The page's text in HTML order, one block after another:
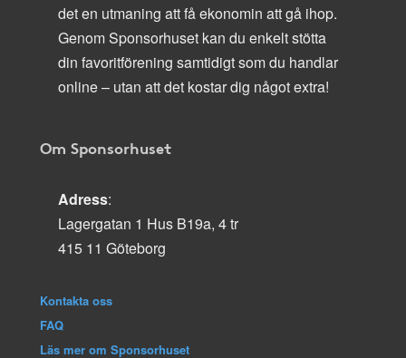
det en utmaning att få ekonomin att gå ihop.
Genom Sponsorhuset kan du enkelt stötta
din favoritförening samtidigt som du handlar
online – utan att det kostar dig något extra!
Om Sponsorhuset
Adress:
Lagergatan 1 Hus B19a, 4 tr
415 11 Göteborg
Kontakta oss
FAQ
Läs mer om Sponsorhuset